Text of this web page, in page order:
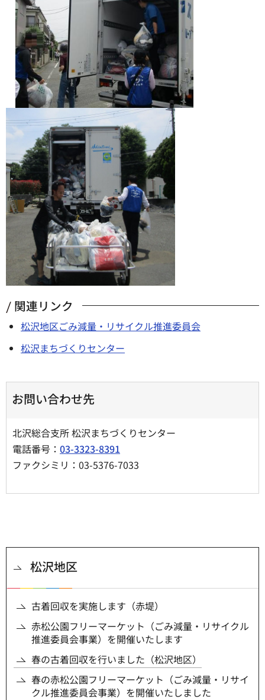
関連リンク
松沢地区ごみ減量・リサイクル推進委員会
松沢まちづくりセンター
お問い合わせ先
北沢総合支所 松沢まちづくりセンター
電話番号： 03-3323-8391
ファクシミリ：03-5376-7033
松沢地区
古着回収を実施します（赤堤）
赤松公園フリーマーケット（ごみ減量・リサイクル
推進委員会事業）を開催いたします
春の古着回収を行いました（松沢地区）
春の赤松公園フリーマーケット（ごみ減量・リサイ
クル推進委員会事業）を開催いたしました